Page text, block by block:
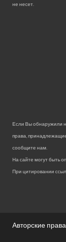
не несет.
Если Вы обнаружили
права,
сообщите нам.
На сайте могут быть
При цитировании
Авторские